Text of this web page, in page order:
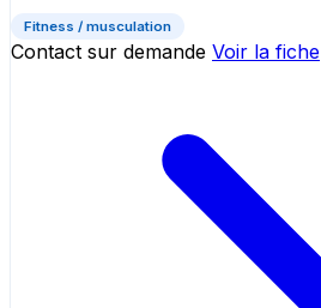
Fitness / musculation
Contact sur demande Voir la fiche